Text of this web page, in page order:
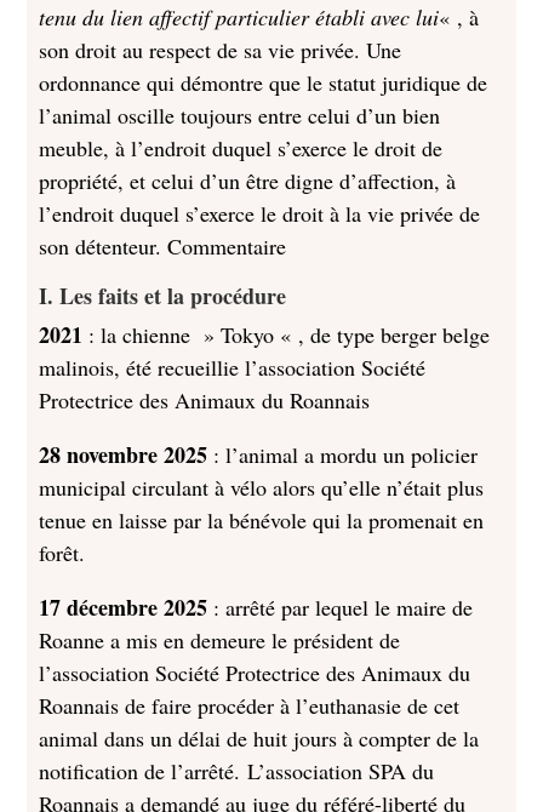
tenu du lien affectif particulier établi avec lui« , à
son droit au respect de sa vie privée. Une
ordonnance qui démontre que le statut juridique de
l’animal oscille toujours entre celui d’un bien
meuble, à l’endroit duquel s’exerce le droit de
propriété, et celui d’un être digne d’affection, à
l’endroit duquel s’exerce le droit à la vie privée de
son détenteur. Commentaire
I. Les faits et la procédure
2021 : la chienne » Tokyo « , de type berger belge
malinois, été recueillie l’association Société
Protectrice des Animaux du Roannais
28 novembre 2025 : l’animal a mordu un policier
municipal circulant à vélo alors qu’elle n’était plus
tenue en laisse par la bénévole qui la promenait en
forêt.
17 décembre 2025 : arrêté par lequel le maire de
Roanne a mis en demeure le président de
l’association Société Protectrice des Animaux du
Roannais de faire procéder à l’euthanasie de cet
animal dans un délai de huit jours à compter de la
notification de l’arrêté. L’association SPA du
Roannais a demandé au juge du référé-liberté du